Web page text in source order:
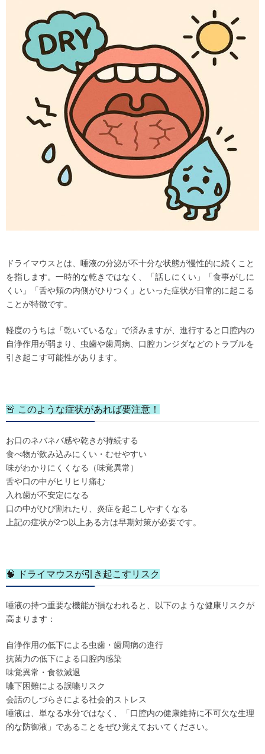
ドライマウスとは、唾液の分泌が不十分な状態が慢性的に続くこと
を指します。一時的な乾きではなく、「話しにくい」「食事がしに
くい」「舌や頬の内側がひりつく」といった症状が日常的に起こる
ことが特徴です。
軽度のうちは「乾いているな」で済みますが、進行すると口腔内の
自浄作用が弱まり、虫歯や歯周病、口腔カンジダなどのトラブルを
引き起こす可能性があります。
🚨 このような症状があれば要注意！
お口のネバネバ感や乾きが持続する
食べ物が飲み込みにくい・むせやすい
味がわかりにくくなる（味覚異常）
舌や口の中がヒリヒリ痛む
入れ歯が不安定になる
口の中がひび割れたり、炎症を起こしやすくなる
上記の症状が2つ以上ある方は早期対策が必要です。
🧠 ドライマウスが引き起こすリスク
唾液の持つ重要な機能が損なわれると、以下のような健康リスクが
高まります：
自浄作用の低下による虫歯・歯周病の進行
抗菌力の低下による口腔内感染
味覚異常・食欲減退
嚥下困難による誤嚥リスク
会話のしづらさによる社会的ストレス
唾液は、単なる水分ではなく、「口腔内の健康維持に不可欠な生理
的な防御液」であることをぜひ覚えておいてください。